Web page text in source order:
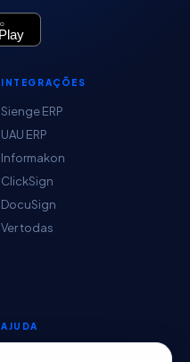
INTEGRAÇÕES
Sienge ERP
UAU ERP
Informakon
ClickSign
DocuSign
Ver todas
AJUDA